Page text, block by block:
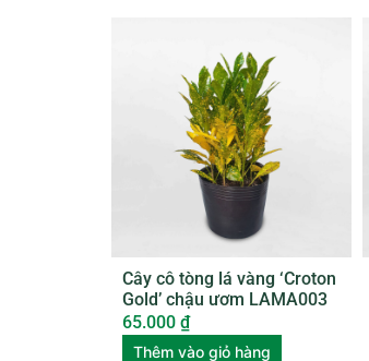
Cây cô tòng lá vàng ‘Croton
Gold’ chậu ươm LAMA003
65.000 ₫
Thêm vào giỏ hàng